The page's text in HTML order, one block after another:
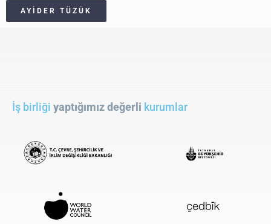
AYIDER TÜZÜK
İş birliği yaptığımız değerli kurumlar